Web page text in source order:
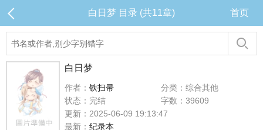
白日梦 目录 (共11章) 首页
白日梦
作者： 铁扫帚
分类：综合其他
状态：完结
字数：39609
更新：2025-06-09 19:13:47
最新： 纪录本